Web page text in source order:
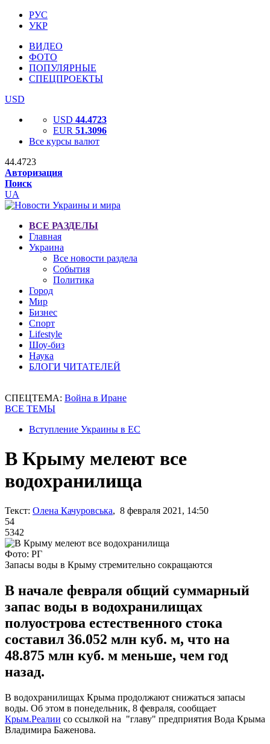
РУС
УКР
ВИДЕО
ФОТО
ПОПУЛЯРНЫЕ
СПЕЦПРОЕКТЫ
USD
USD 44.4723
EUR 51.3096
Все курсы валют
44.4723
Авторизация
Поиск
UA
ВСЕ РАЗДЕЛЫ
Главная
Украина
Все новости раздела
События
Политика
Город
Мир
Бизнес
Спорт
Lifestyle
Шоу-биз
Наука
БЛОГИ ЧИТАТЕЛЕЙ
СПЕЦТЕМА: Война в Иране
ВСЕ ТЕМЫ
Вступление Украины в ЕС
В Крыму мелеют все
водохранилища
Текст: Олена Качуровська, 8 февраля 2021, 14:50
54
5342
Фото: РГ
Запасы воды в Крыму стремительно сокращаются
В начале февраля общий суммарный
запас воды в водохранилищах
полуострова естественного стока
составил 36.052 млн куб. м, что на
48.875 млн куб. м меньше, чем год
назад.
В водохранилищах Крыма продолжают снижаться запасы
воды. Об этом в понедельник, 8 февраля, сообщает
Крым.Реалии со ссылкой на "главу" предприятия Вода Крыма
Владимира Баженова.